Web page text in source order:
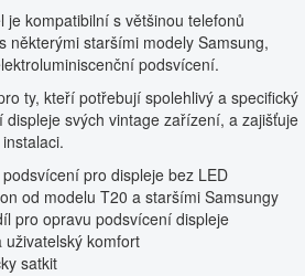
je kompatibilní s většinou telefonů
některými staršími modely Samsung,
podsvícení.
ty, kteří potřebují spolehlivý a specifický
svých vintage zařízení, a zajišťuje
pro displeje bez LED
od modelu T20 a staršími Samsungy
pro opravu podsvícení displeje
komfort
satkit